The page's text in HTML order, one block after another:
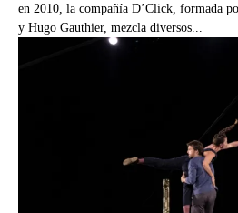
en 2010, la compañía D’Click, formada
y Hugo Gauthier, mezcla diversos...